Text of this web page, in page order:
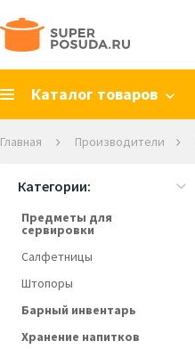
Каталог товаров
Главная Производители
Категории:
Предметы для
сервировки
Салфетницы
Штопоры
Барный инвентарь
Хранение напитков